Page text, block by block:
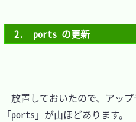
2.　ports の更新
放置しておいたので、アップ
「ports」が山ほどあります。